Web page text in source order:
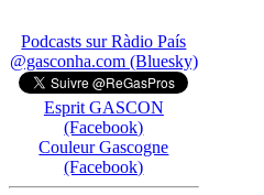
Podcasts sur Ràdio País
@gasconha.com (Bluesky)
Esprit GASCON
(Facebook)
Couleur Gascogne
(Facebook)